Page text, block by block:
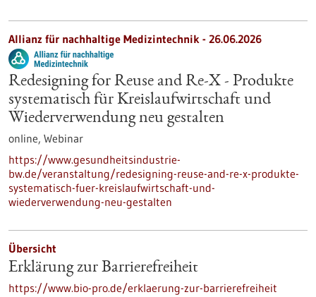
Allianz für nachhaltige Medizintechnik - 26.06.2026
Redesigning for Reuse and Re-X - Produkte
systematisch für Kreislaufwirtschaft und
Wiederverwendung neu gestalten
online, Webinar
https://www.gesundheitsindustrie-
bw.de/veranstaltung/redesigning-reuse-and-re-x-produkte-
systematisch-fuer-kreislaufwirtschaft-und-
wiederverwendung-neu-gestalten
Übersicht
Erklärung zur Barrierefreiheit
https://www.bio-pro.de/erklaerung-zur-barrierefreiheit